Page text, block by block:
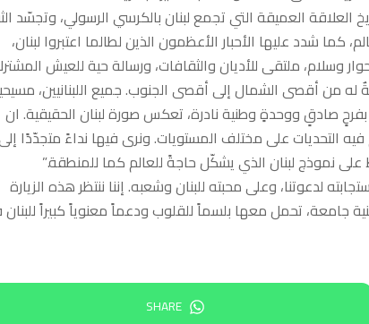
العميقة التي تجمع لبنان بالكرسي الرسولي، وتجسّد
كما شدد عليها الأحبار الأعظمون الذين لطالما اعتبروا لبنان،
وسلام، ملتقى للأديان والثقافات، ورسالة حية للعيش
له من أقصى الشمال إلى أقصى الجنوب. جميع اللبنانيين،
صادقٍ ووحدةٍ وطنية نادرة، تعكس صورة لبنان الحقيقية. ان
فيه التحديات على مختلف المستويات. ونرى فيها نداءً متجدّدًا
نموذج لبنان الذي يشكّل حاجةً للعالم كما للمنطقة.”
لدعوتنا، وعلى محبته للبنان وشعبه. إننا ننتظر هذه الزيارة
جامعة، تحمل معها بلسماً للقلوب ودعماً معنوياً كبيراً
SHARE